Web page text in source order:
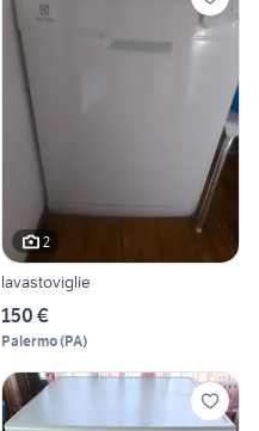
2
lavastoviglie
150 €
Palermo(PA)